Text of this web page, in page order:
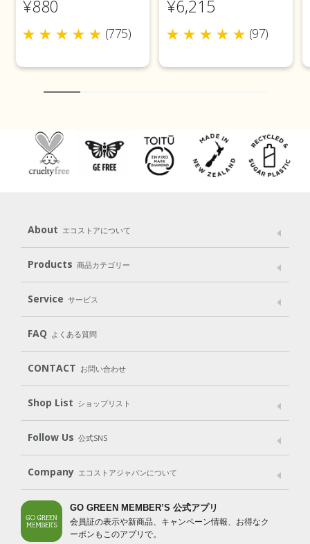
¥880
(775)
¥6,215
(97)
About エコストアについて
メッセージ ブランドストーリー
パッケージへのこだわり
動物実験をしない
Products 商品カテゴリー
Laundry
Cleaning Baby Kids
Body（ボディ） Hair（ヘア） Oral care（オーラルケア）
Goods （グッズ）
Gift set
Service サービス
FAQ よくある質問
CONTACT お問い合わせ
Shop List ショップリスト
Shop List
Follow Us 公式SNS
LINE＠ Instagram Facebook
Company エコストアジャパンについて
会社案内 ご利用規約
プライバシーポリシー
特定商取引法に基づく表示
免責事項
GO GREEN MEMBER’S 公式アプリ
会員証の表示や新商品、キャンペーン情報、お得なク
ーポンもこのアプリで。